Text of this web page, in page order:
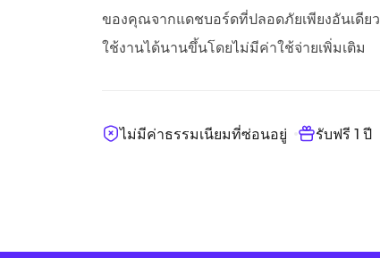
ของคุณจากแดชบอร์ดที่ปลอดภัยเพียงอันเดีย
ใช้งานได้นานขึ้นโดยไม่มีค่าใช้จ่ายเพิ่มเติม
ไม่มีค่าธรรมเนียมที่ซ่อนอยู่ รับฟรี 1 ปี